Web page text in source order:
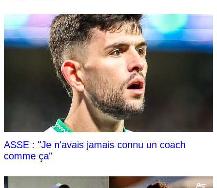
ASSE : "Je n'avais jamais connu un coach
comme ça"